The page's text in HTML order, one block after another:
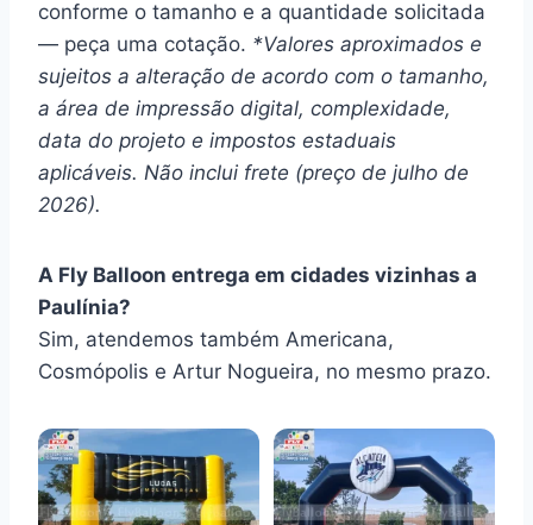
conforme o tamanho e a quantidade solicitada
— peça uma cotação. *Valores aproximados e
sujeitos a alteração de acordo com o tamanho,
a área de impressão digital, complexidade,
data do projeto e impostos estaduais
aplicáveis. Não inclui frete (preço de julho de
2026).
A Fly Balloon entrega em cidades vizinhas a
Paulínia?
Sim, atendemos também Americana,
Cosmópolis e Artur Nogueira, no mesmo prazo.